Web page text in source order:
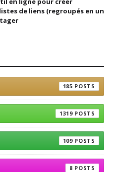
de liens (regroupés en un
185
1319
109
8